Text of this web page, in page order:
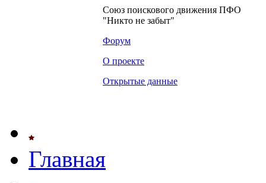
Союз поискового движения ПФО
"Никто не забыт"
Форум
О проекте
Открытые данные
Главная